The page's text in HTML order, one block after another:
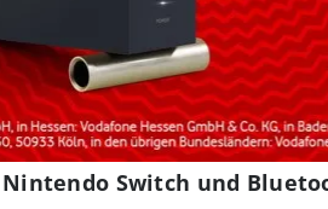
Nintendo Switch und